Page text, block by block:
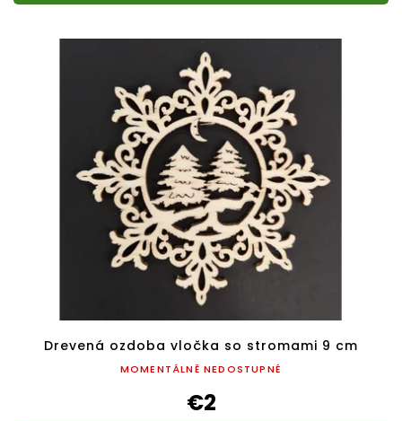
Drevená ozdoba vločka so stromami 9 cm
MOMENTÁLNĚ NEDOSTUPNÉ
€2